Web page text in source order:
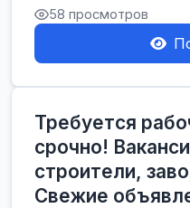
... 58 просмотров
Требуется
срочно!
строители,
Свежие